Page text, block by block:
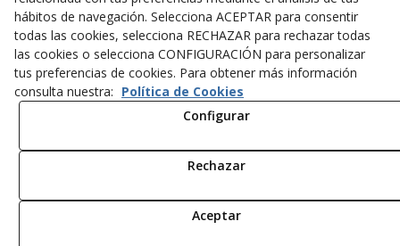
© 08/2026 SUBASTAVENDING SL - Todos los derechos
reservados.
Política de Privacidad Aviso Legal Política de Cookies
hábitos de navegación. Selecciona ACEPTAR para consentir
todas las cookies, selecciona RECHAZAR para rechazar todas
las cookies o selecciona CONFIGURACIÓN para personalizar
tus preferencias de cookies. Para obtener más información
consulta nuestra: Política de Cookies
Configurar
Rechazar
Aceptar